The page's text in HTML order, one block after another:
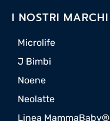
I NOSTRI MARCHI
Microlife
J Bimbi
Noene
Neolatte
Linea MammaBaby®